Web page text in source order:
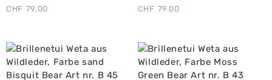
CHF 79.00 CHF 79.00